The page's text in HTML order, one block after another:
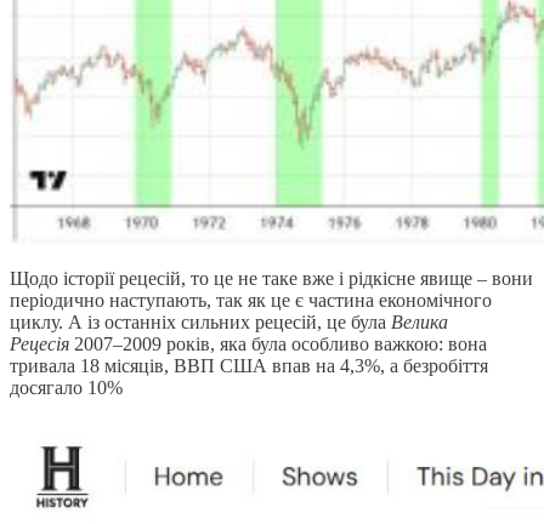
Щодо історії рецесій, то це не таке вже і рідкісне явище – вони
періодично наступають, так як це є частина економічного
циклу. А із останніх сильних рецесій, це була Велика
Рецесія 2007–2009 років, яка була особливо важкою: вона
тривала 18 місяців, ВВП США впав на 4,3%, а безробіття
досягало 10%